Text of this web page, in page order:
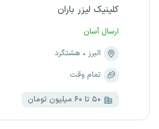
کلینیک لیزر باران
ارسال آسان
البرز
هشتگرد
تمام وقت
۵۰ تا ۶۰ میلیون تومان